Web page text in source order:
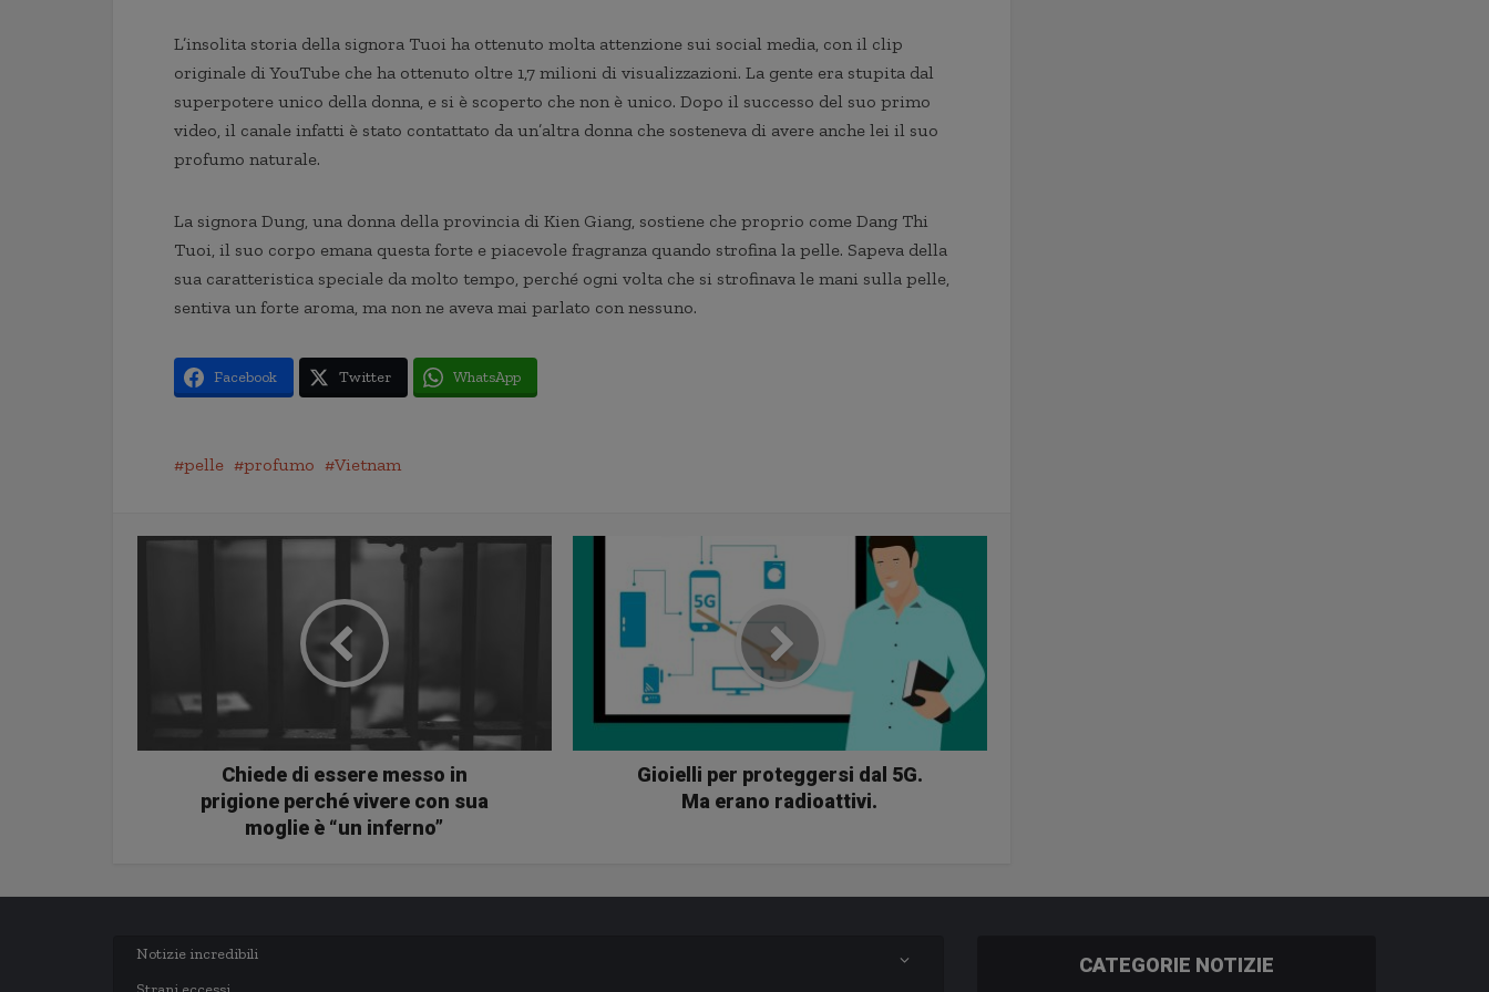
L’insolita storia della signora Tuoi ha ottenuto molta attenzione sui social media, con il clip
originale di YouTube che ha ottenuto oltre 1,7 milioni di visualizzazioni. La gente era stupita dal
superpotere unico della donna, e si è scoperto che non è unico. Dopo il successo del suo primo
video, il canale infatti è stato contattato da un’altra donna che sosteneva di avere anche lei il suo
profumo naturale.
La signora Dung, una donna della provincia di Kien Giang, sostiene che proprio come Dang Thi
Tuoi, il suo corpo emana questa forte e piacevole fragranza quando strofina la pelle. Sapeva della
sua caratteristica speciale da molto tempo, perché ogni volta che si strofinava le mani sulla pelle,
sentiva un forte aroma, ma non ne aveva mai parlato con nessuno.
Facebook Twitter WhatsApp
pelle profumo Vietnam
Chiede di essere messo in
prigione perché vivere con sua
moglie è “un inferno”
Gioielli per proteggersi dal 5G.
Ma erano radioattivi.
Notizie incredibili
CATEGORIE NOTIZIE